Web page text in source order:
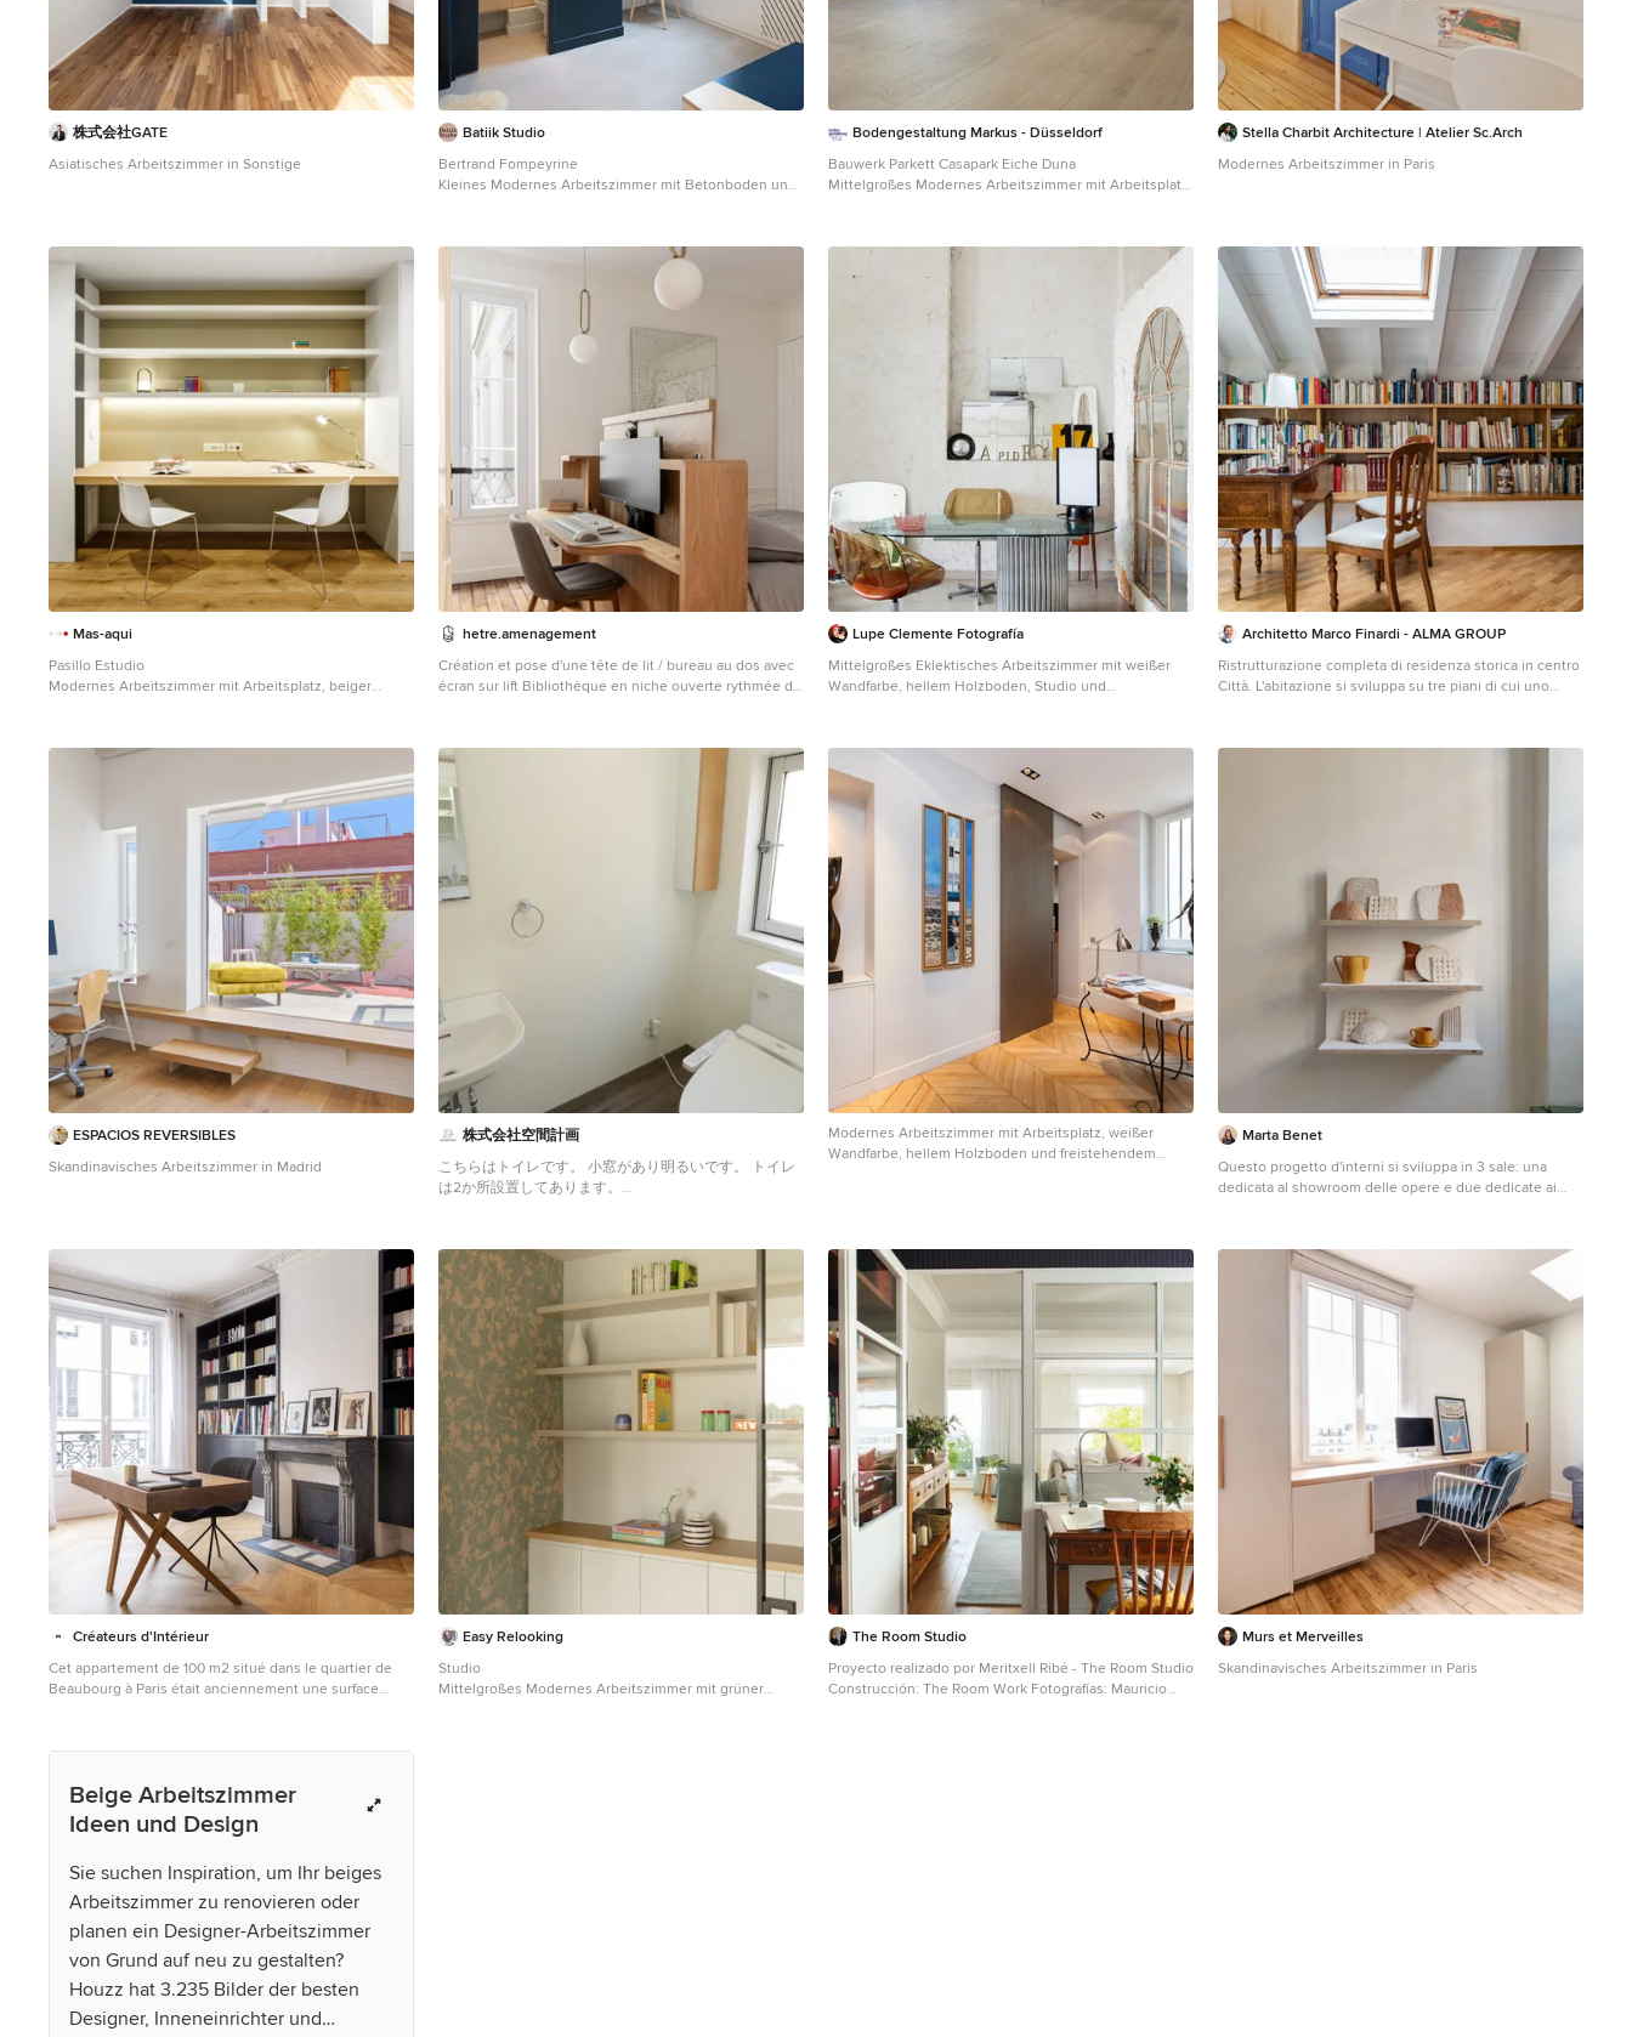
株式会社GATE
Asiatisches Arbeitszimmer in Sonstige
Batiik Studio
Bertrand Fompeyrine
Kleines Modernes Arbeitszimmer mit Betonboden und
Bodengestaltung Markus - Düsseldorf
Bauwerk Parkett Casapark Eiche Duna
Mittelgroßes Modernes Arbeitszimmer mit Arbeitsplatz,
Stella Charbit Architecture | Atelier Sc.Arch
Modernes Arbeitszimmer in Paris
Mas-aqui
Pasillo Estudio
Modernes Arbeitszimmer mit Arbeitsplatz, beiger
hetre.amenagement
Création et pose d'une tête de lit / bureau au dos avec
écran sur lift Bibliothèque en niche ouverte rythmée de
Lupe Clemente Fotografía
Mittelgroßes Eklektisches Arbeitszimmer mit weißer
Wandfarbe, hellem Holzboden, Studio und
Architetto Marco Finardi - ALMA GROUP
Ristrutturazione completa di residenza storica in centro
Città. L'abitazione si sviluppa su tre piani di cui uno
allo sviluppo di ambienti carichi di stile. Attenzione
ESPACIOS REVERSIBLES
Skandinavisches Arbeitszimmer in Madrid
株式会社空間計画
こちらはトイレです。 小窓があり明るいです。 トイレ
は2か所設置してあります。
Modernes Arbeitszimmer mit Arbeitsplatz, weißer
Wandfarbe, hellem Holzboden und freistehendem
Marta Benet
Questo progetto d'interni si sviluppa in 3 sale: una
dedicata al showroom delle opere e due dedicate ai
poter esporre diversi tipi di opere. Si è inserito nella
sala una grande scatola di legno e un grande banco con
armadi nella parte inferiore per lo stoccaggio delle
piccole opere. Le tende separano gli spazi e
nascondono le aree di stoccaggio. Nella seconda e
Nella sala per la ceramica, si è realizzato un banco di
lavoro con lavandino su misura.
Créateurs d'Intérieur
Cet appartement de 100 m2 situé dans le quartier de
Beaubourg à Paris était anciennement une surface
rénovation était un réel défi : D'une part, il fallait adapter
lignes classiques de l'haussmannien. C'est aujourd'hui
un appartement chaleureux où le blanc domine,
quelques pièces très foncées viennent apporter du
Easy Relooking
Studio
Mittelgroßes Modernes Arbeitszimmer mit grüner
The Room Studio
Proyecto realizado por Meritxell Ribé - The Room Studio
Construcción: The Room Work Fotografías: Mauricio
Murs et Merveilles
Skandinavisches Arbeitszimmer in Paris
Beige Arbeitszimmer
Ideen und Design
Sie suchen Inspiration, um Ihr beiges
Arbeitszimmer zu renovieren oder
planen ein Designer-Arbeitszimmer
von Grund auf neu zu gestalten?
Houzz hat 3.235 Bilder der besten
Designer, Inneneinrichter und